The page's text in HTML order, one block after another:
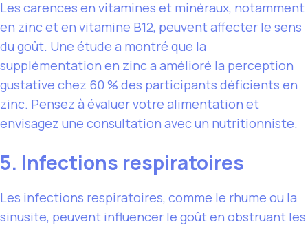
Les carences en vitamines et minéraux, notamment
en zinc et en vitamine B12, peuvent affecter le sens
du goût. Une étude a montré que la
supplémentation en zinc a amélioré la perception
gustative chez 60 % des participants déficients en
zinc. Pensez à évaluer votre alimentation et
envisagez une consultation avec un nutritionniste.
5. Infections respiratoires
Les infections respiratoires, comme le rhume ou la
sinusite, peuvent influencer le goût en obstruant les